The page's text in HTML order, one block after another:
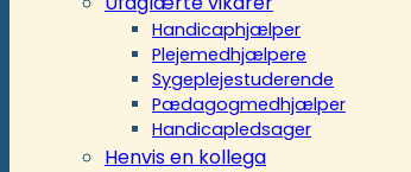
Handicaphjælper
Plejemedhjælpere
Sygeplejestuderende
Pædagogmedhjælper
Handicapledsager
Henvis en kollega